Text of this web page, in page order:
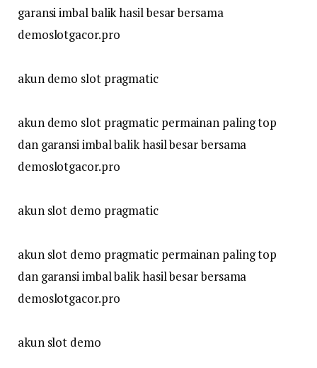
garansi imbal balik hasil besar bersama
demoslotgacor.pro
akun demo slot pragmatic
akun demo slot pragmatic permainan paling top
dan garansi imbal balik hasil besar bersama
demoslotgacor.pro
akun slot demo pragmatic
akun slot demo pragmatic permainan paling top
dan garansi imbal balik hasil besar bersama
demoslotgacor.pro
akun slot demo